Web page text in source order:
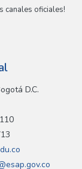
canales oficiales!
D.C.